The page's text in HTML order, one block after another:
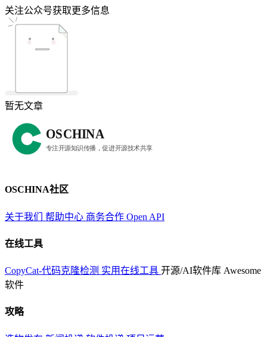
关注公众号获取更多信息
暂无文章
OSCHINA社区
关于我们 帮助中心 商务合作 Open API
在线工具
CopyCat-代码克隆检测 实用在线工具 开源/AI软件库 Awesome
软件
攻略